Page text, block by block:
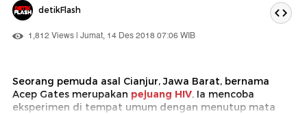
detikFlash
1,812 Views | Jumat, 14 Des 2018 07:06 WIB
Seorang pemuda asal Cianjur, Jawa Barat, bernama
Acep Gates merupakan pejuang HIV. Ia mencoba
eksperimen di tempat umum dengan menutup mata